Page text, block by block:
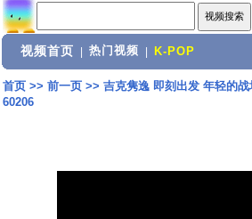
视频首页 热门视频 K-POP
首页>> 前一页>> 吉克隽逸 即刻出发 年轻的
60206